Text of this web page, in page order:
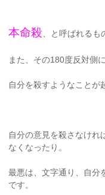
本命殺 、と呼ばれるも
また、その180度反対側
自分を殺すようなことが
自分の意見を殺さなけれ
なくなったり。
最悪は、文字通り、自分
です。